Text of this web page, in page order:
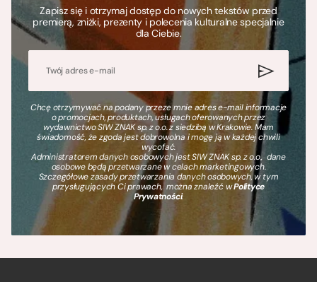
Zapisz się i otrzymaj dostęp do nowych tekstów przed
premierą, zniżki, prezenty i polecenia kulturalne specjalnie
dla Ciebie.
Chcę otrzymywać na podany przeze mnie adres e-mail informacje
o promocjach, produktach, usługach oferowanych przez
wydawnictwo SIW ZNAK sp. z o.o. z siedzibą w Krakowie. Mam
świadomość, że zgoda jest dobrowolna i mogę ją w każdej chwili
wycofać.
Administratorem danych osobowych jest SIW ZNAK sp. z o.o., dane
osobowe będą przetwarzane w celach marketingowych.
Szczegółowe zasady przetwarzania danych osobowych, w tym
przysługujących Ci prawach, można znaleźć wPolityce
Prywatności.